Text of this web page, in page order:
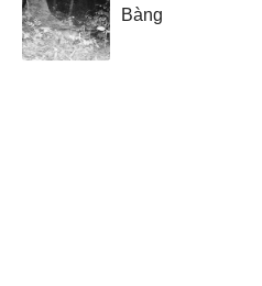
Bàng